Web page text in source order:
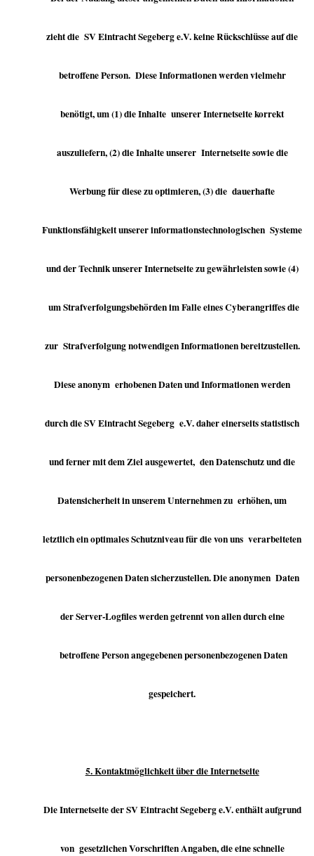
zieht die SV Eintracht Segeberg e.V. keine Rückschlüsse auf die
betroffene Person. Diese Informationen werden vielmehr
benötigt, um (1) die Inhalte unserer Internetseite korrekt
auszuliefern, (2) die Inhalte unserer Internetseite sowie die
Werbung für diese zu optimieren, (3) die dauerhafte
Funktionsfähigkeit unserer informationstechnologischen Systeme
und der Technik unserer Internetseite zu gewährleisten sowie (4)
um Strafverfolgungsbehörden im Falle eines Cyberangriffes die
zur Strafverfolgung notwendigen Informationen bereitzustellen.
Diese anonym erhobenen Daten und Informationen werden
durch die SV Eintracht Segeberg e.V. daher einerseits statistisch
und ferner mit dem Ziel ausgewertet, den Datenschutz und die
Datensicherheit in unserem Unternehmen zu erhöhen, um
letztlich ein optimales Schutzniveau für die von uns verarbeiteten
personenbezogenen Daten sicherzustellen. Die anonymen Daten
der Server-Logfiles werden getrennt von allen durch eine
betroffene Person angegebenen personenbezogenen Daten
gespeichert.
5. Kontaktmöglichkeit über die Internetseite
Die Internetseite der SV Eintracht Segeberg e.V. enthält aufgrund
von gesetzlichen Vorschriften Angaben, die eine schnelle